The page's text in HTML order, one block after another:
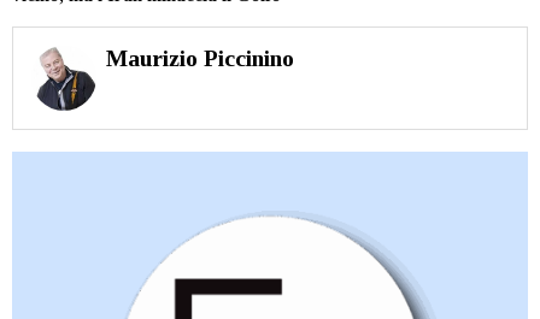
Maurizio Piccinino